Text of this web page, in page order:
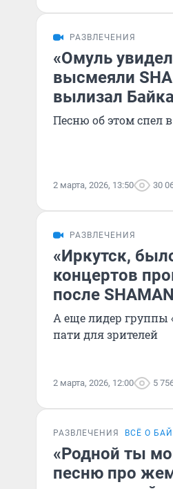
РАЗВЛЕЧЕНИЯ
«Омуль
высмеяли
вылизал
Песню об этом спел
2 марта, 2026, 13:50 30
РАЗВЛЕЧЕНИЯ
«Иркутск,
концертов
после
А еще лидер группы
пати для зрителей
2 марта, 2026, 12:00 5
РАЗВЛЕЧЕНИЯ ВСЁ О
«Родной ты
песню про